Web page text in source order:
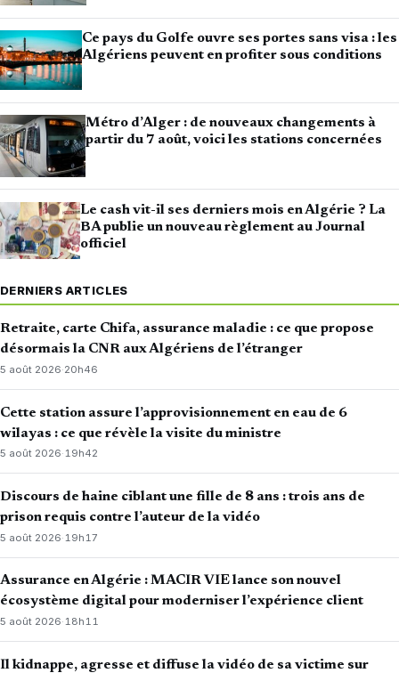
Ce pays du Golfe ouvre ses portes sans visa : les
Algériens peuvent en profiter sous conditions
Métro d’Alger : de nouveaux changements à
partir du 7 août, voici les stations concernées
Le cash vit-il ses derniers mois en Algérie ? La
BA publie un nouveau règlement au Journal
officiel
DERNIERS ARTICLES
Retraite, carte Chifa, assurance maladie : ce que propose
désormais la CNR aux Algériens de l’étranger
5 août 2026·20h46
Cette station assure l’approvisionnement en eau de 6
wilayas : ce que révèle la visite du ministre
5 août 2026·19h42
Discours de haine ciblant une fille de 8 ans : trois ans de
prison requis contre l’auteur de la vidéo
5 août 2026· 19h17
Assurance en Algérie : MACIR VIE lance son nouvel
écosystème digital pour moderniser l’expérience client
5 août 2026·18h11
Il kidnappe, agresse et diffuse la vidéo de sa victime sur